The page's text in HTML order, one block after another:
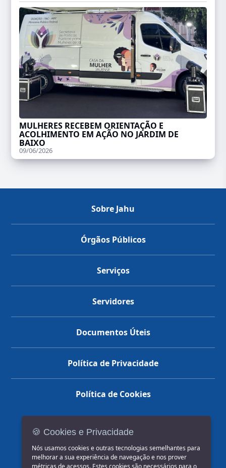
MULHERES RECEBEM ORIENTAÇÃO E
ACOLHIMENTO EM AÇÃO NO JARDIM DE
BAIXO
09/06/2026
Sobre Jahu
Órgãos Públicos
Serviços
Servidores
Documentos Úteis
Política de Privacidade
Política de Cookies
🍪 Cookies e Privacidade
Nós usamos cookies e outras tecnologias semelhantes para
melhorar a sua experiência de navegação e nos prover
métricas de acessos. Estes cookies são necessários para o